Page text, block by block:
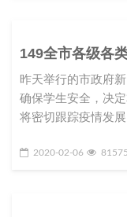
149全市各级各
昨天举行的市政府
确保学生安全，决
将密切跟踪疫情发
2020-02-06 81575